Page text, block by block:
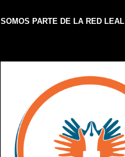
SOMOS PARTE DE LA RED LEAL